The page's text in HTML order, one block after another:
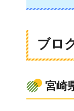
ブロ
宮崎